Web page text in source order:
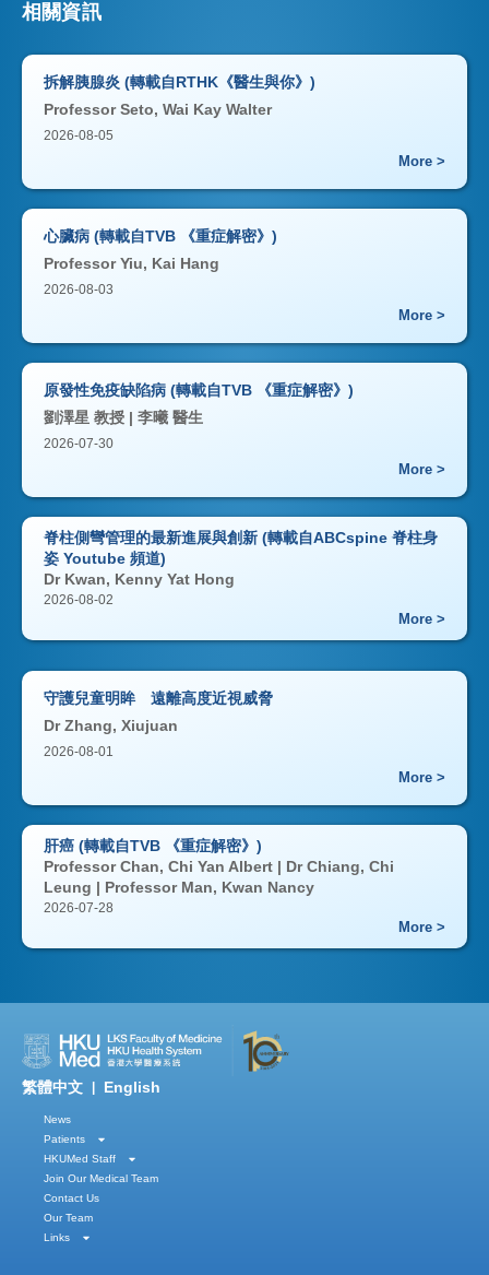
相關資訊
拆解胰腺炎 (轉載自RTHK《醫生與你》)
Professor Seto, Wai Kay Walter
2026-08-05
More >
心臟病 (轉載自TVB 《重症解密》)
Professor Yiu, Kai Hang
2026-08-03
More >
原發性免疫缺陷病 (轉載自TVB 《重症解密》)
劉澤星 教授 | 李曦 醫生
2026-07-30
More >
脊柱側彎管理的最新進展與創新 (轉載自ABCspine 脊柱身
姿 Youtube 頻道)
Dr Kwan, Kenny Yat Hong
2026-08-02
More >
守護兒童明眸 遠離高度近視威脅
Dr Zhang, Xiujuan
2026-08-01
More >
肝癌 (轉載自TVB 《重症解密》)
Professor Chan, Chi Yan Albert | Dr Chiang, Chi
Leung | Professor Man, Kwan Nancy
2026-07-28
More >
繁體中文 English
News
Patients
HKUMed Staff
Join Our Medical Team
Contact Us
Our Team
Links